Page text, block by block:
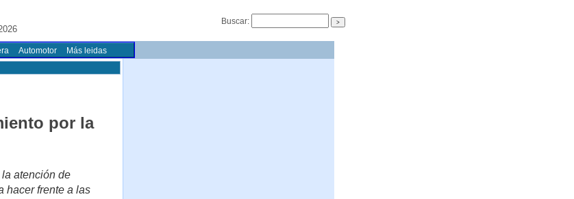
Buscar:
Automotor Más leidas
por la
atención de
hacer frente a las